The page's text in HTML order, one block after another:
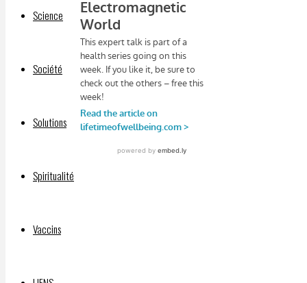
Science
Société
Solutions
Spiritualité
Vaccins